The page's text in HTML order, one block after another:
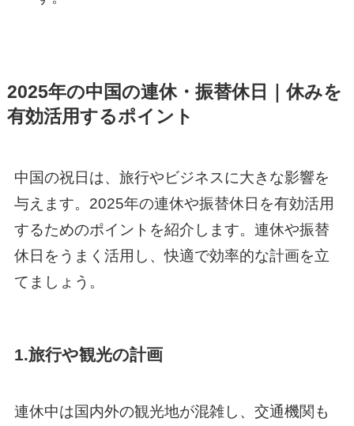
2025年の中国の連休・振替休日｜休みを
有効活用するポイント
中国の祝日は、旅行やビジネスに大きな影響を
与えます。2025年の連休や振替休日を有効活用
するためのポイントを紹介します。連休や振替
休日をうまく活用し、快適で効率的な計画を立
てましょう。
1.旅行や観光の計画
連休中は国内外の観光地が混雑し、交通機関も